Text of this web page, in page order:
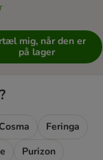
mig, når den er
på lager
Cosma
Feringa
Purizon